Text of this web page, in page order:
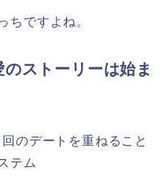
ちですよね。
ストーリーは始ま
のデートを重ねること
テム